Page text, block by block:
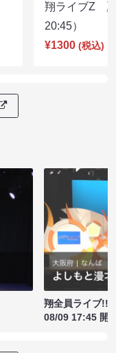
翔ライブZ
20:45）
¥1300 (税込)
翔全員ライブ!!!
08/09 17:45 開